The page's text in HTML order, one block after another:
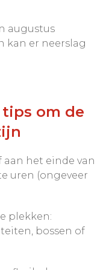
augustus
kan er neerslag
om de
het einde van
uren (ongeveer
plekken:
bossen of